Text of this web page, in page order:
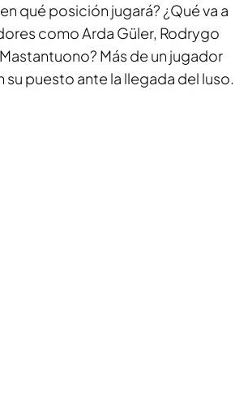
qué posición jugará? ¿Qué va a
como Arda Güler, Rodrygo
Más de un jugador
puesto ante la llegada del luso.